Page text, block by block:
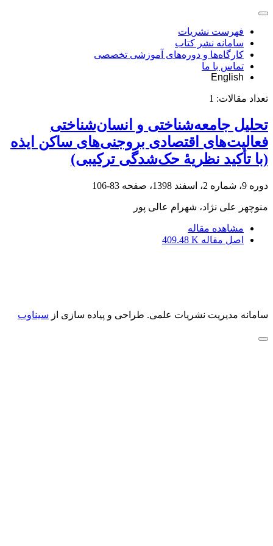
فهرست نشریات
سامانه نشر کتاب
کارگاه‌ها و دوره‌های آموزشی تخصصی
تماس با ما
English
تعداد مقالات: 1
تحلیل جامعه‌شناختی و انسان‌شناختی
فعالیت‌های اقتصادی بروجنی‌های ساکن ایذه
(با تأکید نظریۀ حک‌شدگی ترکیبی)
دوره 9، شماره 2، اسفند 1398، صفحه 83-106
منوچهر علی نژاد، شهرام عالی پور
مشاهده مقاله
اصل مقاله 409.48 K
سامانه مدیریت نشریات علمی. طراحی و پیاده سازی از سیناوب